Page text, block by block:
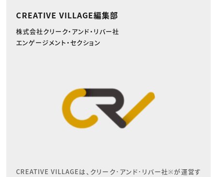
CREATIVE VILLAGE編集部
株式会社クリーク・アンド・リバー社
エンゲージメント・セクション
CREATIVE VILLAGEは、クリーク･アンド･リバー社※が運営す